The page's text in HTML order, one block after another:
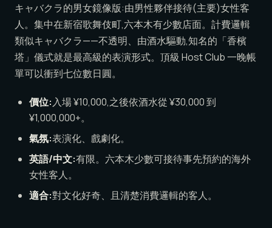
キャバクラ的男女鏡像版:由男性夥伴接待(主要)女性客
人。集中在新宿歌舞伎町,六本木有少數店面。計費邏輯
類似キャバクラ——不透明、由酒水驅動,知名的「香檳
塔」儀式就是最高級的表演形式。頂級 Host Club 一晚帳
單可以衝到七位數日圓。
價位:入場 ¥10,000,之後依酒水從 ¥30,000 到
¥1,000,000+。
氣氛:表演化、戲劇化。
英語/中文:有限。六本木少數可接待事先預約的海外
女性客人。
適合:對文化好奇、且清楚消費邏輯的客人。